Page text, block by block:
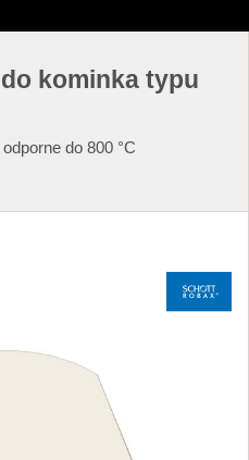
kominka typu
do 800 °C